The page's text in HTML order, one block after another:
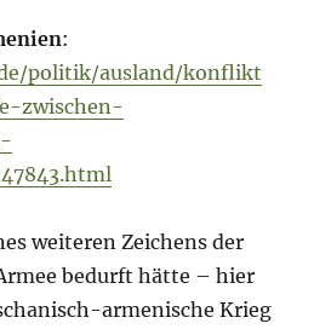
:
politik/ausland/konflikt
zwischen-
weiteren Zeichens der
bedurft hätte – hier
armenische Krieg